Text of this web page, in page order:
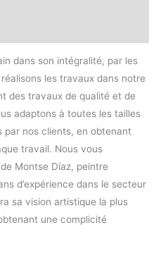
dans son intégralité, par les
les travaux dans notre
des travaux de qualité et de
adaptons à toutes les tailles
par nos clients, en obtenant
travail. Nous vous
Montse Díaz, peintre
d’expérience dans le secteur
sa vision artistique la plus
une complicité